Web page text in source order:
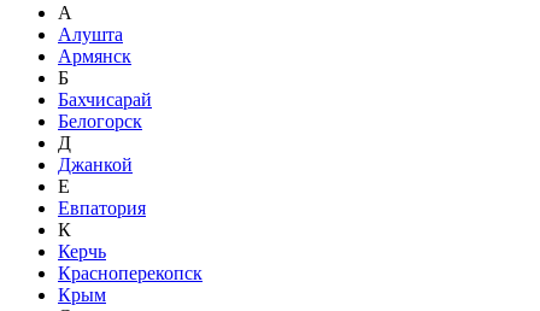
А
Алушта
Армянск
Б
Бахчисарай
Белогорск
Д
Джанкой
Е
Евпатория
К
Керчь
Красноперекопск
Крым